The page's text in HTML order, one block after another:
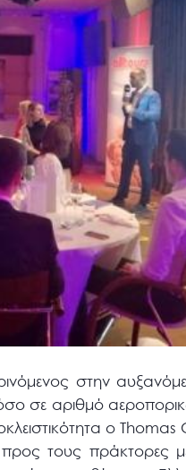
στην
σε αριθμό
ο Thomas
προς τους πράκτορες